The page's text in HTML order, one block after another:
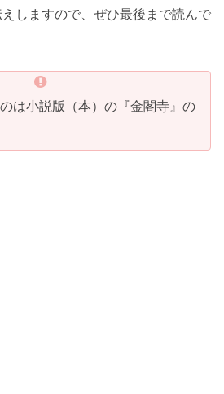
しますので、ぜひ最後まで読んで
は小説版（本）の『金閣寺』の